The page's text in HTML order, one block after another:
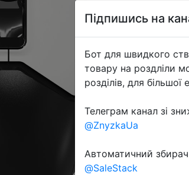
Підпишись на
Бот для швидкого
товару на роздліли
розділів, для більшої
Телеграм канал зі
@ZnyzkaUa
Автоматичний
@SaleStack